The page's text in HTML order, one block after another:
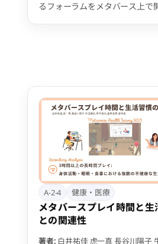
るフォーラムをメタバース上で
評価した。評価は全項目で正の
し、見栄え（2.56）や信頼性（
高い評価を得た。一方、効率（
刺激（1.13）、新奇（1.55）は
と比較して評価が低かった。自
は、メタバース活用のマナー教
性が指摘された。これらの結果
バースが小児がん患者の心理的
に貢献しうる可能性を示す一方
の医療分野での活用には、ユー
ターフェースの改善と利用者へ
事前教育が重要であることを示
る。
A-2-4 健康・医療
メタバースプレイ時間と生
との関連性
著者: 白井祐佳 虎一真長谷川陽子